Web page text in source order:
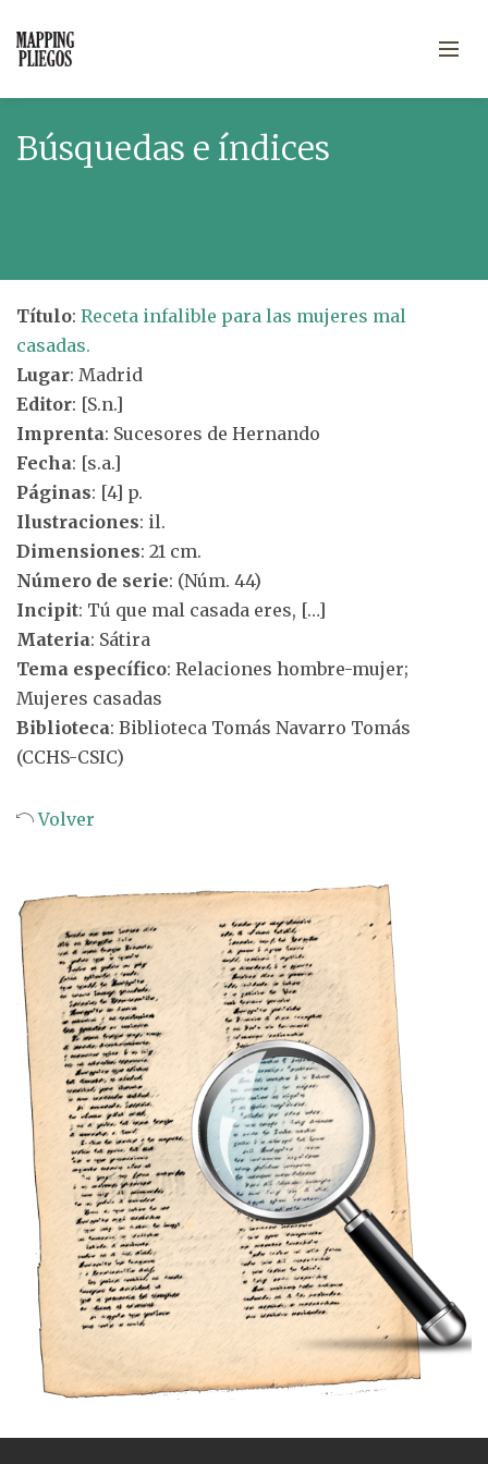
Búsquedas e índices
Título: Receta infalible para las mujeres mal
casadas.
Lugar: Madrid
Editor: [S.n.]
Imprenta: Sucesores de Hernando
Fecha: [s.a.]
Páginas: [4] p.
Ilustraciones: il.
Dimensiones: 21 cm.
Número de serie: (Núm. 44)
Incipit: Tú que mal casada eres, […]
Materia: Sátira
Tema específico: Relaciones hombre-mujer;
Mujeres casadas
Biblioteca: Biblioteca Tomás Navarro Tomás
(CCHS-CSIC)
Volver